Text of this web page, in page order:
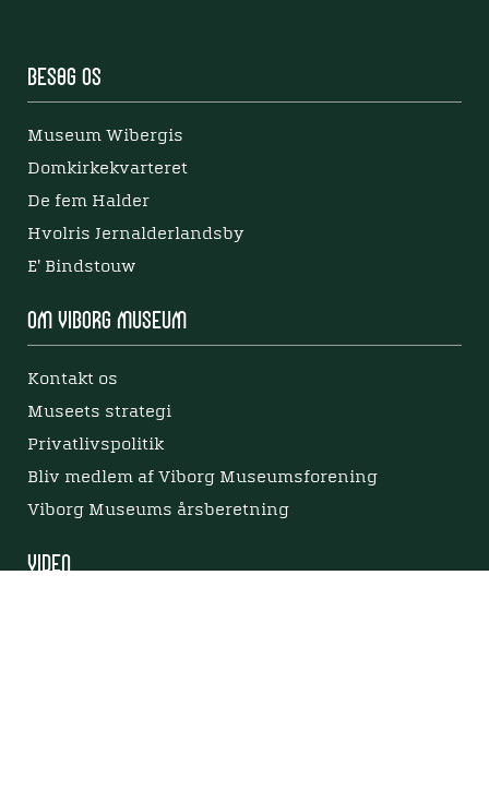
Besøg os
Museum Wibergis
Domkirkekvarteret
De fem Halder
Hvolris Jernalderlandsby
E' Bindstouw
Om Viborg Museum
Kontakt os
Museets strategi
Privatlivspolitik
Bliv medlem af Viborg Museumsforening
Viborg Museums årsberetning
Viden